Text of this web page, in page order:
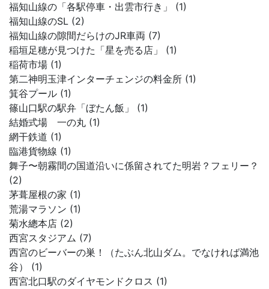
福知山線の「各駅停車・出雲市行き」 (1)
福知山線のSL (2)
福知山線の隙間だらけのJR車両 (7)
稲垣足穂が見つけた「星を売る店」 (1)
稲荷市場 (1)
第二神明玉津インターチェンジの料金所 (1)
箕谷プール (1)
篠山口駅の駅弁「ぼたん飯」 (1)
結婚式場 一の丸 (1)
網干鉄道 (1)
臨港貨物線 (1)
舞子〜朝霧間の国道沿いに係留されてた明岩？フェリー？
(2)
茅葺屋根の家 (1)
荒湯マラソン (1)
菊水總本店 (2)
西宮スタジアム (7)
西宮のビーバーの巣！（たぶん北山ダム。でなければ満池
谷） (1)
西宮北口駅のダイヤモンドクロス (1)